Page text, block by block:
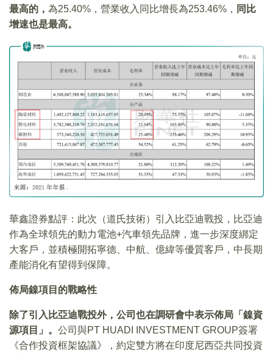
最高的， 為25.40%，營業收入同比增長為253.46%， 同比
增速也是最高。
華鑫證券點評：此次（道氏技術）引入比亞迪戰投，比亞迪
作為全球領先的動力電池+汽車領先品牌，進一步深度綁定
大客戶，並積極開拓寧德、中航、億緯等優質客戶，中長期
產能消化有望得到保障。
佈局鎳項目的戰略性
除了引入比亞迪戰投外，公司也在調研會中表示佈局「鎳資
源項目」。 公司與PT HUADI INVESTMENT GROUP簽署
《合作投資框架協議》，約定雙方將在印度尼西亞共同投資